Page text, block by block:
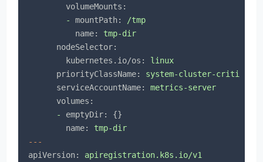
volumeMounts:
-
mountPath:
/tmp
name:
tmp-dir
nodeSelector:
kubernetes.io/os:
linux
priorityClassName:
system-cluster-critical
serviceAccountName:
metrics-server
volumes:
-
emptyDir:
{}
name:
tmp-dir
---
apiVersion:
apiregistration.k8s.io/v1